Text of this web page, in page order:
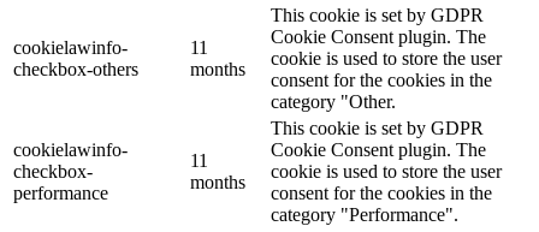
cookielawinfo-
checkbox-others
11
months
This cookie is set by GDPR
Cookie Consent plugin. The
cookie is used to store the user
consent for the cookies in the
category "Other.
cookielawinfo-
checkbox-
performance
11
months
This cookie is set by GDPR
Cookie Consent plugin. The
cookie is used to store the user
consent for the cookies in the
category "Performance".